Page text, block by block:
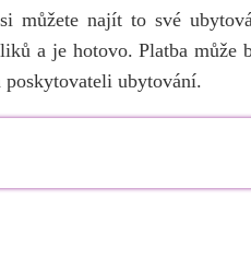
můžete najít to své
a je hotovo. Platba může
poskytovateli ubytování.